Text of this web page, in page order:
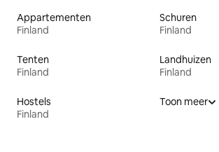
Appartementen
Finland
Schuren
Finland
Tenten
Finland
Landhuizen
Finland
Hostels
Finland
Toon meer